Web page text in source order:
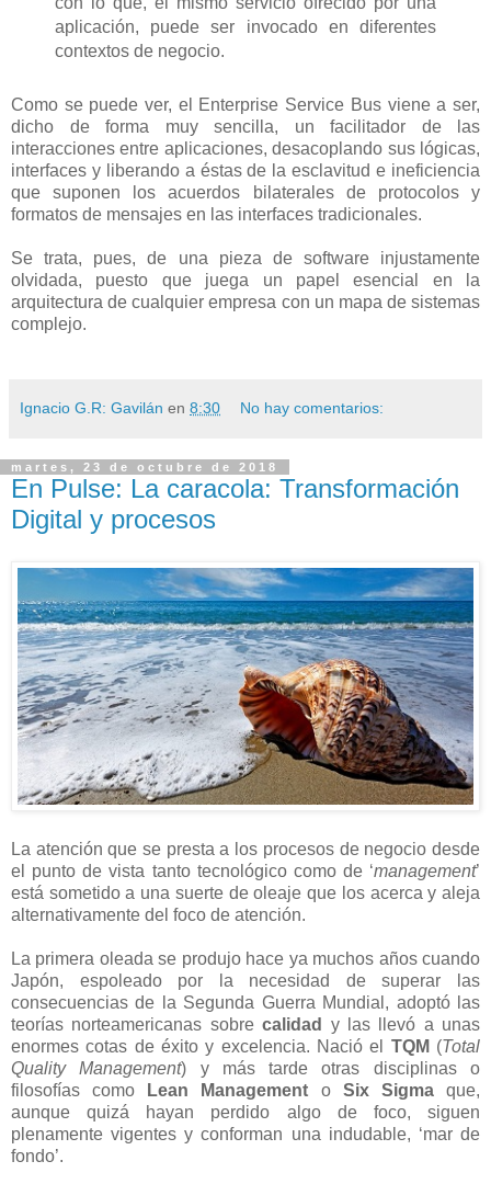
aplicación, puede ser invocado en diferentes
contextos de negocio.
Como se puede ver, el Enterprise Service Bus viene a ser,
dicho de forma muy sencilla, un facilitador de las
interacciones entre aplicaciones, desacoplando sus lógicas,
interfaces y liberando a éstas de la esclavitud e ineficiencia
que suponen los acuerdos bilaterales de protocolos y
formatos de mensajes en las interfaces tradicionales.
Se trata, pues, de una pieza de software injustamente
olvidada, puesto que juega un papel esencial en la
arquitectura de cualquier empresa con un mapa de sistemas
complejo.
Ignacio G.R: Gavilán en 8:30 No hay comentarios:
martes, 23 de octubre de 2018
En Pulse: La caracola: Transformación
Digital y procesos
La atención que se presta a los procesos de negocio desde
el punto de vista tanto tecnológico como de ‘management’
está sometido a una suerte de oleaje que los acerca y aleja
alternativamente del foco de atención.
La primera oleada se produjo hace ya muchos años cuando
Japón, espoleado por la necesidad de superar las
consecuencias de la Segunda Guerra Mundial, adoptó las
teorías norteamericanas sobrecalidad
y las llevó a unas
enormes cotas de éxito y excelencia. Nació el TQM (Total
Quality Management) y más tarde otras disciplinas o
filosofías como
Lean Management o Six Sigmaque,
aunque quizá hayan perdido algo de foco, siguen
plenamente vigentes y conforman una indudable, ‘mar de
fondo’.